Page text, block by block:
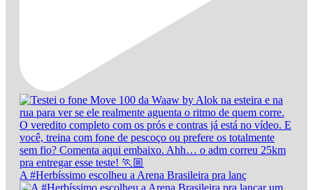
A #Herbíssimo escolheu a Arena Brasileira pra lanç